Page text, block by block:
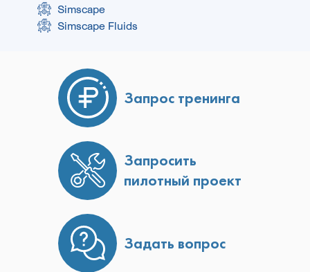
Simscape
Simscape Fluids
Запрос тренинга
Запросить
пилотный проект
Задать вопрос